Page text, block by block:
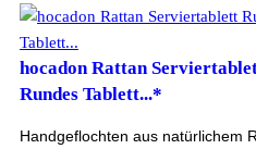
hocadon Rattan
Rundes Tablett...*
Handgeflochten aus natürlichem